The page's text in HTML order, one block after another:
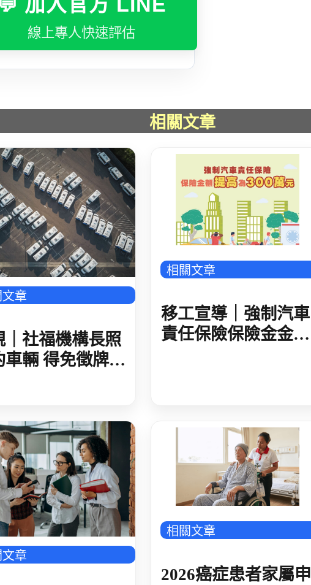
加入官方 LINE
線上專人快速評估
相關文章
章
｜社福機構長照
車輛 得免徵牌照
相關文章
移工宣導｜強制汽車
責任保險保險金金額
章
相關文章
2026癌症患者家屬申